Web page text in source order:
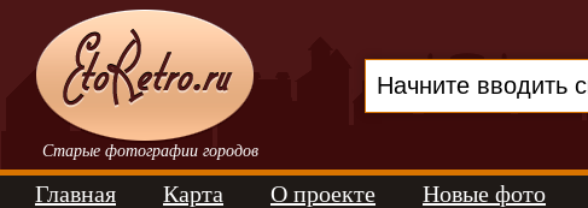
Старые фотографии городов
Главная Карта О проекте Новые фото